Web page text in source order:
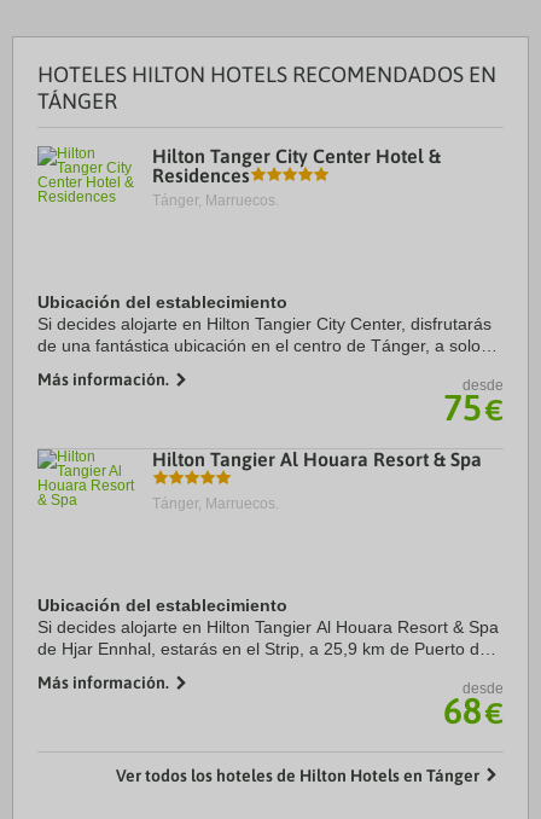
HOTELES HILTON HOTELS RECOMENDADOS EN
TÁNGER
Hilton Tanger City Center Hotel &
Residences
Tánger, Marruecos.
Ubicación del establecimiento
Si decides alojarte en Hilton Tangier City Center, disfrutarás
de una fantástica ubicación en el centro de Tánger, a solo
ferry de Tánger. Además, ...
Más información. desde
75€
Hilton Tangier Al Houara Resort & Spa
Tánger, Marruecos.
Ubicación del establecimiento
Si decides alojarte en Hilton Tangier Al Houara Resort & Spa
de Hjar Ennhal, estarás en el Strip, a 25,9 km de Puerto de
hotel de playa se encuentra ...
Más información. desde
68€
Ver todos los hoteles de Hilton Hotels en Tánger